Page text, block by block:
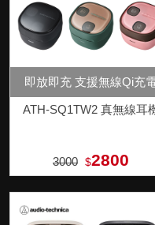
即放即充 支援無線Qi充
ATH-SQ1TW2 真無線耳
3000 $2800